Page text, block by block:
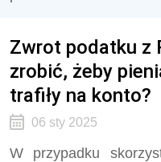
Zwrot podatku z
zrobić, żeby
trafiły na konto?
06 sty 2025
W przypadku